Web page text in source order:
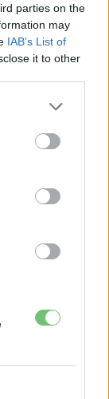
parties on the
may
IAB’s List of
it to other
elektromos
az e-
i3
autót,
a